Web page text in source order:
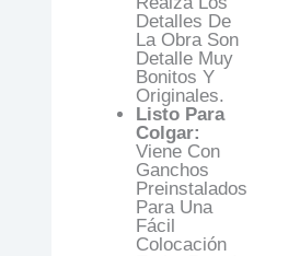
Detalles De
La Obra Son
Detalle Muy
Bonitos Y
Originales.
Listo Para
Colgar:
Viene Con
Ganchos
Preinstalados
Para Una
Fácil
Colocación